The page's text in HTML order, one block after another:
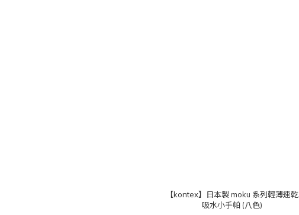
【kontex】日本製 moku 系列輕薄速乾
吸水小手帕 (八色)